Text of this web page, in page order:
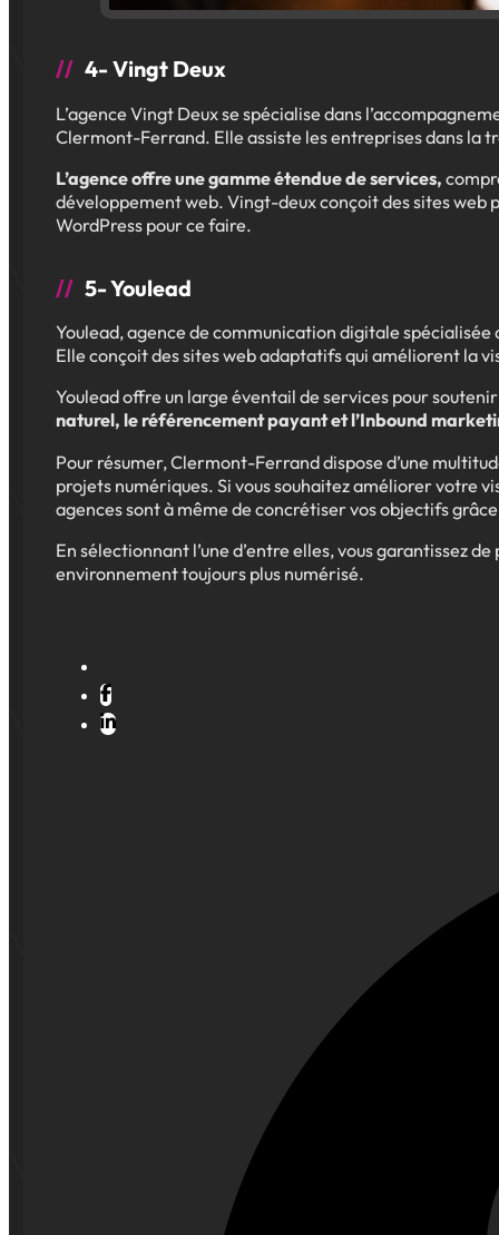
4- Vingt Deux
L’agence Vingt Deux se spécialise dans
Clermont-Ferrand. Elle assiste les entreprises dans la
L’agence offre une gamme étendue de services,
développement web. Vingt-deux conçoit des sites web
WordPress pour ce faire.
5- Youlead
Youlead, agence de communication digitale
Elle conçoit des sites web adaptatifs qui améliorent la
Youlead offre un large éventail de services pour
naturel, le référencement payant et l’Inbound
Pour résumer, Clermont-Ferrand dispose d’une
projets numériques. Si vous souhaitez améliorer votre
agences sont à même de concrétiser vos objectifs
En sélectionnant l’une d’entre elles, vous garantissez
environnement toujours plus numérisé.